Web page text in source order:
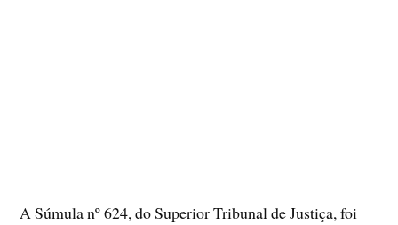
A Súmula nº 624, do Superior Tribunal de Justiça, foi